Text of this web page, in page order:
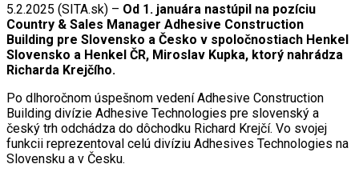
5.2.2025 (SITA.sk) – Od 1. januára nastúpil na pozíciu
Country & Sales Manager Adhesive Construction
Building pre Slovensko a Česko v spoločnostiach Henkel
Slovensko a Henkel ČR, Miroslav Kupka, ktorý nahrádza
Richarda Krejčího.
Po dlhoročnom úspešnom vedení Adhesive Construction
Building divízie Adhesive Technologies pre slovenský a
český trh odchádza do dôchodku Richard Krejčí. Vo svojej
funkcii reprezentoval celú divíziu Adhesives Technologies na
Slovensku a v Česku.